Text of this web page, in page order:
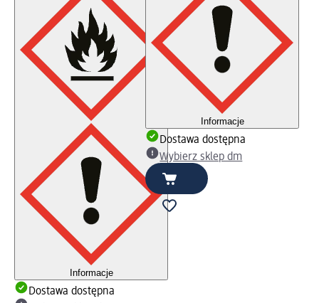
Informacje
Dostawa dostępna
Informacje
Dostawa dostępna
Wybierz sklep dm